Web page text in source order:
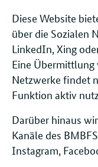
Diese Website
über die Sozialen
LinkedIn, Xing
Eine Übermittlung
Netzwerke findet
Funktion aktiv
Darüber hinaus
Kanäle des
Instagram,